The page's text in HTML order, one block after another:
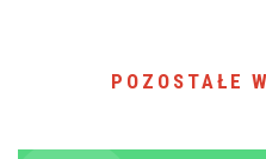
POZOSTAŁE